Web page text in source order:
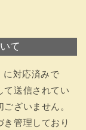
て
に対応済みで
て送信されてい
ざいません。
き管理しており